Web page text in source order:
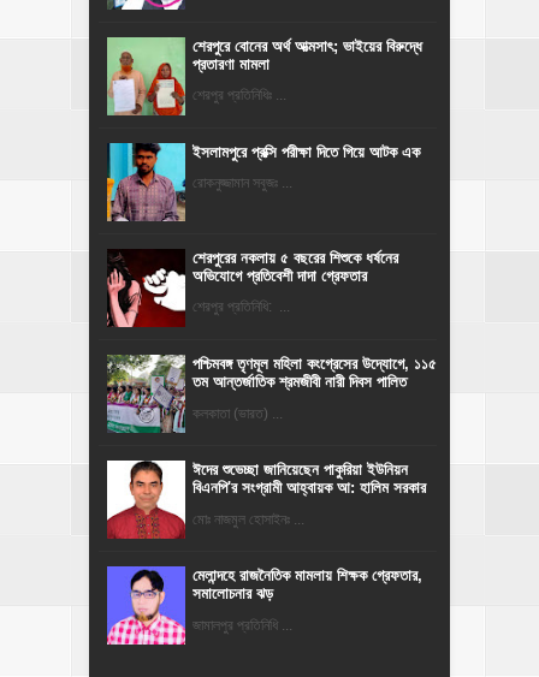
শেরপুরে বোনের অর্থ আত্মসাৎ; ভাইয়ের বিরুদ্ধে
প্রতারণা মামলা
শেরপুর প্রতিনিধিঃ ...
ইসলামপুরে প্রক্সি পরীক্ষা দিতে গিয়ে আটক এক
রোকনুজ্জামান সবুজঃ ...
শেরপুরের নকলায় ৫ বছরের শিশুকে ধর্ষনের
অভিযোগে প্রতিবেশী দাদা গ্রেফতার
শেরপুর প্রতিনিধি: ...
পশ্চিমবঙ্গ তৃণমূল মহিলা কংগ্রেসের উদ্যোগে, ১১৫
তম আন্তর্জাতিক শ্রমজীবী নারী দিবস পালিত
কলকাতা (ভারত) ...
ঈদের শুভেচ্ছা জানিয়েছেন পাকুরিয়া ইউনিয়ন
বিএনপি'র সংগ্রামী আহ্বায়ক আ: হালিম সরকার
মোঃ নাজমুল হোসাইনঃ ...
মেলান্দহে রাজনৈতিক মামলায় শিক্ষক গ্রেফতার,
সমালোচনার ঝড়
জামালপুর প্রতিনিধি ...